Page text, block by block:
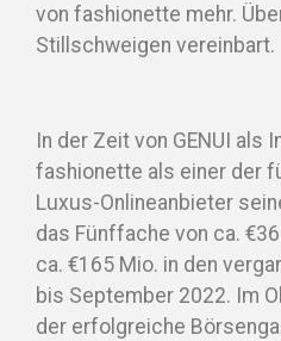
von fashionette mehr.
Stillschweigen vereinbart.
In der Zeit von GENUI
fashionette als einer der
Luxus-Onlineanbieter
das Fünffache von ca.
ca. €165 Mio. in den
bis September 2022. Im
der erfolgreiche